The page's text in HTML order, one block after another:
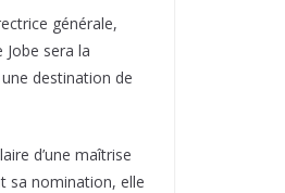
générale,
sera la
destination de
d’une maîtrise
sa nomination, elle